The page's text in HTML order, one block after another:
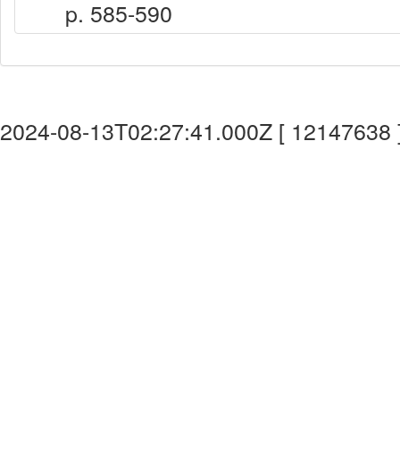
p. 585-590
2024-08-13T02:27:41.000Z [ 12147638